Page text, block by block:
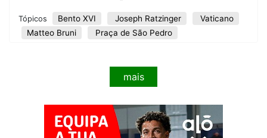
Tópicos ​Bento XVI Joseph Ratzinger
Vaticano
Matteo Bruni
Praça de São Pedro
mais